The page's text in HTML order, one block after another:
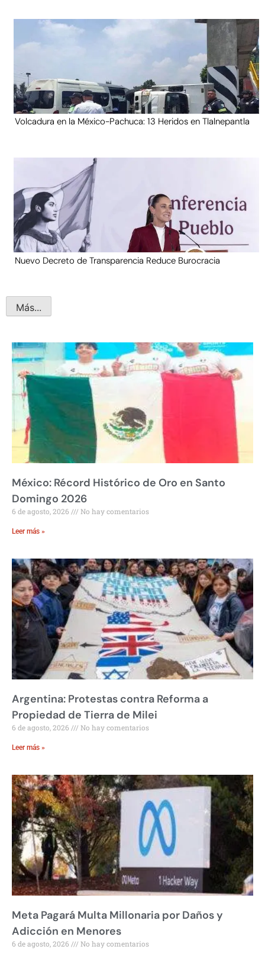
Volcadura en la México-Pachuca: 13 Heridos en Tlalnepantla
Nuevo Decreto de Transparencia Reduce Burocracia
Más...
México: Récord Histórico de Oro en Santo
Domingo 2026
6 de agosto, 2026 No hay comentarios
Leer más »
Argentina: Protestas contra Reforma a
Propiedad de Tierra de Milei
6 de agosto, 2026 No hay comentarios
Leer más »
Meta Pagará Multa Millonaria por Daños y
Adicción en Menores
6 de agosto, 2026 No hay comentarios